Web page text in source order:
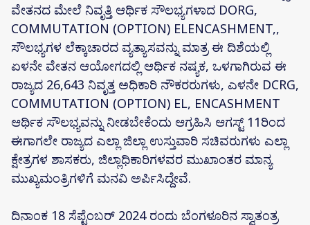
ವೇತನದ ಮೇಲೆ ನಿವೃತ್ತಿ ಆರ್ಥಿಕ ಸೌಲಭ್ಯಗಳಾದ DORG,
COMMUTATION (OPTION) ELENCASHMENT,,
ಸೌಲಭ್ಯಗಳ ಲೆಕ್ಕಾಚಾರದ ವ್ಯತ್ಯಾಸವನ್ನು ಮಾತ್ರ ಈ ದಿಶೆಯಲ್ಲಿ
ಏಳನೇ ವೇತನ ಆಯೋಗದಲ್ಲಿ ಆರ್ಥಿಕ ನಷ್ಯಕ, ಒಳಗಾಗಿರುವ ಈ
ರಾಜ್ಯದ 26,643 ನಿವೃತ್ತ ಅಧಿಕಾರಿ ನೌಕರರುಗಳು, ಎಳನೇ DCRG,
COMMUTATION (OPTION) EL, ENCASHMENT
ಆರ್ಥಿಕ ಸೌಲಭ್ಯವನ್ನು ನೀಡಬೇಕೆಂದು ಆಗ್ರಹಿಸಿ ಆಗಸ್ಟ್ 11ರಿಂದ
ಈಗಾಗಲೇ ರಾಜ್ಯದ ಎಲ್ಲಾ ಜಿಲ್ಲಾ ಉಸ್ತುವಾರಿ ಸಚಿವರುಗಳು ಎಲ್ಲಾ
ಕ್ಷೇತ್ರಗಳ ಶಾಸಕರು, ಜಿಲ್ಲಾಧಿಕಾರಿಗಳವರ ಮುಖಾಂತರ ಮಾನ್ಯ
ಮುಖ್ಯಮಂತ್ರಿಗಳಿಗೆ ಮನವಿ ಅರ್ಪಿಸಿದ್ದೇವೆ.
ದಿನಾಂಕ 18 ಸೆಪ್ಟೆಂಬರ್ 2024 ರಂದು ಬೆಂಗಳೂರಿನ ಸ್ವಾತಂತ್ರ